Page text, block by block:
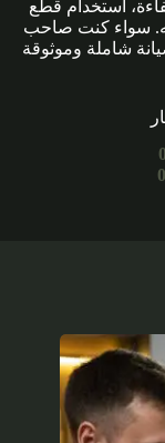
استخدام قطع
سواء كنت صاحب
شاملة وموثوقة